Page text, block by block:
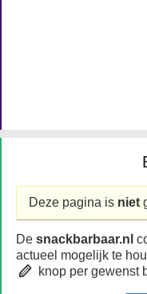
Deze pagina is niet
De snackbarbaar.nl
actueel mogelijk te
knop per gewenst